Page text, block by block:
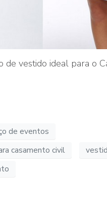
vestido ideal para o
de eventos
casamento civil